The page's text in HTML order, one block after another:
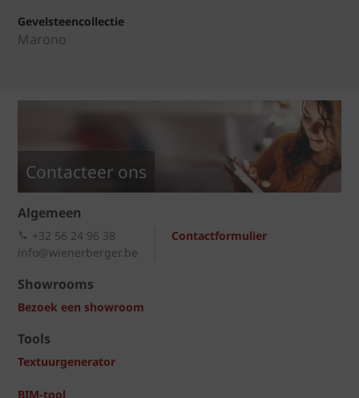
Gevelsteencollectie
Marono
Contacteer ons
Algemeen
Contactformulier
+32 56 24 96 38
info@wienerberger.be
Showrooms
Bezoek een showroom
Tools
Textuurgenerator
BIM-tool